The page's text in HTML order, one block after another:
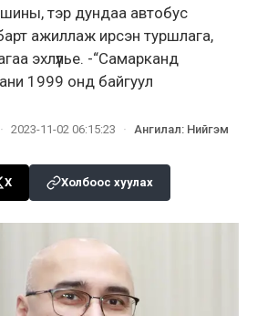
тэр дундаа автобус
ажиллаж ирсэн туршлага,
эхлүүлье. -“Самарканд
1999 онд байгуул
· 2023-11-02 06:15:23 · Ангилал: Нийгэм
X Холбоос хуулах